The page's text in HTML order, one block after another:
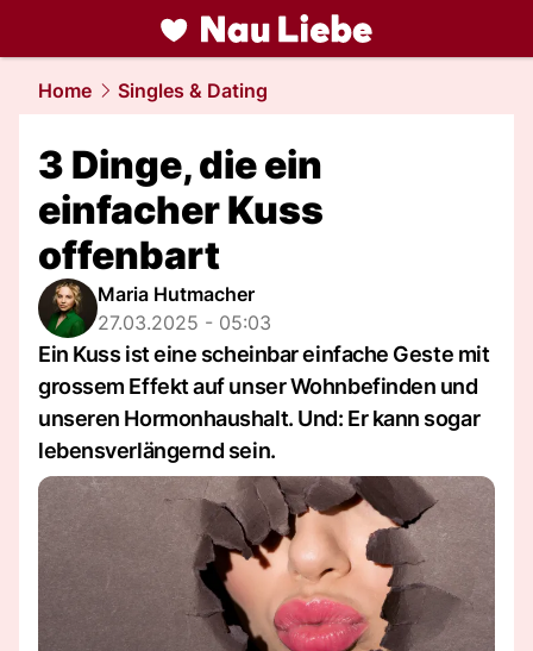
liebe.NAU.ch
Home Singles & Dating
3 Dinge, die ein
einfacher Kuss
offenbart
Maria Hutmacher
27.03.2025 - 05:03
Ein Kuss ist eine scheinbar einfache Geste mit
grossem Effekt auf unser Wohnbefinden und
unseren Hormonhaushalt. Und: Er kann sogar
lebensverlängernd sein.